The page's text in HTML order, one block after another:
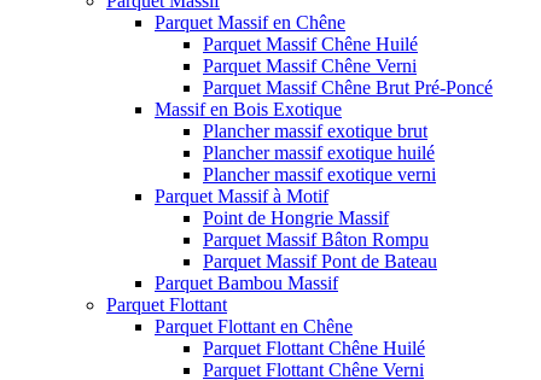
Parquet Massif en Chêne
Parquet Massif Chêne Huilé
Parquet Massif Chêne Verni
Parquet Massif Chêne Brut Pré-Poncé
Massif en Bois Exotique
Plancher massif exotique brut
Plancher massif exotique huilé
Plancher massif exotique verni
Parquet Massif à Motif
Point de Hongrie Massif
Parquet Massif Bâton Rompu
Parquet Massif Pont de Bateau
Parquet Bambou Massif
Parquet Flottant
Parquet Flottant en Chêne
Parquet Flottant Chêne Huilé
Parquet Flottant Chêne Verni